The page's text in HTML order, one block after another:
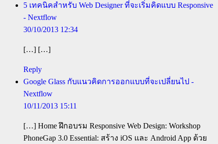
5 เทคนิคสำหรับ Web Designer ที่จะเริ่มคิดแบบ Responsive
- Nextflow
30/10/2013 12:34
[…] […]
Reply
Google Glass กับแนวคิดการออกแบบที่จะเปลี่ยนไป -
Nextflow
10/11/2013 15:11
[…] Home ฝึกอบรม Responsive Web Design: Workshop
PhoneGap 3.0 Essential: สร้าง iOS และ Android App ด้วย